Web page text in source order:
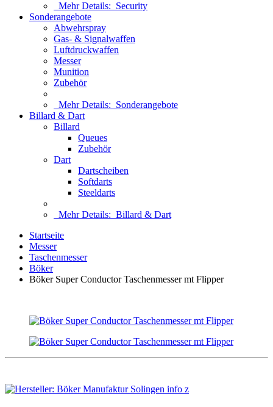
Mehr Details: Security
Sonderangebote
Abwehrspray
Gas- & Signalwaffen
Luftdruckwaffen
Messer
Munition
Zubehör
Mehr Details: Sonderangebote
Billard & Dart
Billard
Queues
Zubehör
Dart
Dartscheiben
Softdarts
Steeldarts
Mehr Details: Billard & Dart
Startseite
Messer
Taschenmesser
Böker
Böker Super Conductor Taschenmesser mt Flipper